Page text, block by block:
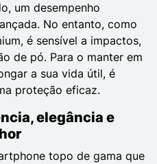
um desempenho
No entanto, como
é sensível a impactos,
de pó. Para o manter em
a sua vida útil, é
proteção eficaz.
elegância e
topo de gama que